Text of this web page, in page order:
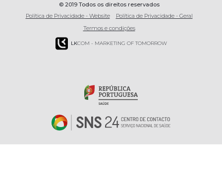
© 2019 Todos os direitos reservados
Política de Privacidade - Website
Política de Privacidade - Geral
Termos e condições
LKCOM - MARKETING OF TOMORROW